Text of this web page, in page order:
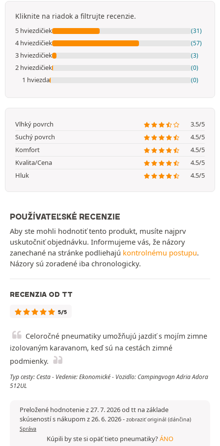
Kliknite na riadok a filtrujte recenzie.
5 hviezdičiek (31)
4 hviezdičiek (57)
3 hviezdičiek (3)
2 hviezdičiek (0)
1 hviezda (0)
Vlhký povrch
3.5/5
Suchý povrch
4.5/5
Komfort
4.5/5
Kvalita/Cena
4.5/5
Hluk
4.5/5
POUŽÍVATEĽSKÉ RECENZIE
Aby ste mohli hodnotiť tento produkt, musíte najprv
uskutočniť objednávku. Informujeme vás, že názory
zanechané na stránke podliehajú kontrolnému postupu.
Názory sú zoradené iba chronologicky.
RECENZIA OD TT
5/5
Celoročné pneumatiky umožňujú jazdiť s mojím zimne
izolovaným karavanom, keď sú na cestách zimné
podmienky.
Typ cesty: Cesta - Vedenie: Ekonomické - Vozidlo: Campingvogn Adria Adora
512UL
Preložené hodnotenie z 27. 7. 2026 od tt na základe
skúseností s nákupom z 26. 6. 2026- zobraziť originál (dánčina)
Správa
Kúpili by ste si opäť tieto pneumatiky?ÁNO